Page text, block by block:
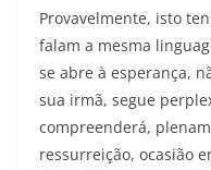
Provavelmente, isto
falam a mesma
se abre à esperança,
sua irmã, segue
compreenderá,
ressurreição, ocasião